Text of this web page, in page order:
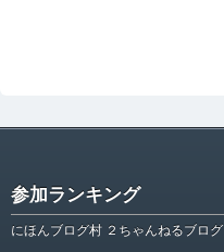
参加ランキング
にほんブログ村 ２ちゃんねるブログ